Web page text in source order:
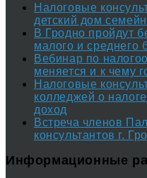
Налоговые
детский дом
В Гродно пройдут
малого и среднего
Вебинар по
меняется и к чему
Налоговые
колледжей о
доход
Встреча членов
консультантов г.
Информационные